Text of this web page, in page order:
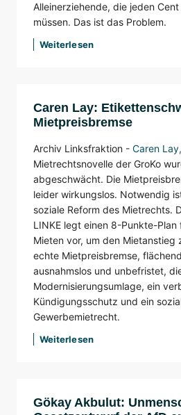
Alleinerziehende, die jeden
müssen. Das ist das Problem.
Weiterlesen
Caren Lay:
Mietpreisbremse
Archiv Linksfraktion - Caren Lay,
Mietrechtsnovelle der GroKo
abgeschwächt. Die
leider wirkungslos. Notwendig
soziale Reform des Mietrechts.
LINKE legt einen 8-Punkte-
Mieten vor, um den Mietanstieg
echte Mietpreisbremse,
ausnahmslos und unbefristet,
Modernisierungsumlage, ein
Kündigungsschutz und ein
Gewerbemietrecht.
Weiterlesen
Gökay Akbulut: